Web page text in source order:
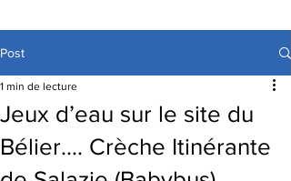
Post
Jeux d’eau sur le site du
Bélier…. Crèche Itinérante
1 min de lecture